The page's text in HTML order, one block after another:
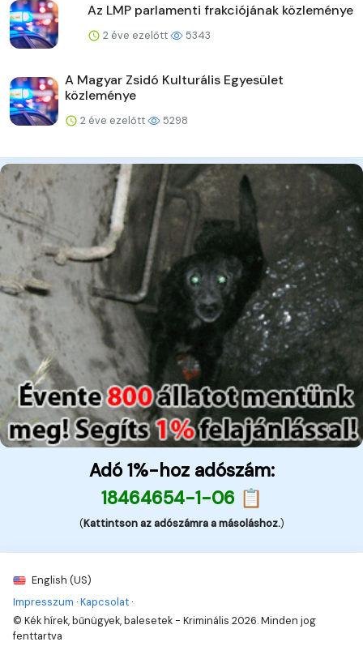
Az LMP parlamenti frakciójának közleménye
2 éve ezelőtt 5343
A Magyar Zsidó Kulturális Egyesület
közleménye
2 éve ezelőtt 5298
Adó 1%-hoz adószám:
18464654-1-06 📋
(Kattintson az adószámra a másoláshoz.)
English (US)
Impresszum ·Kapcsolat ·
© Kék hírek, bűnügyek, balesetek - Kriminális 2026. Minden jog
fenttartva